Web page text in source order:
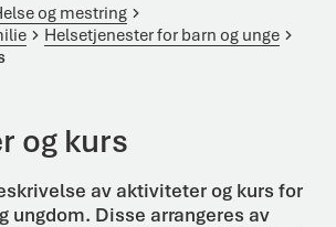
og mestring
Helsetjenester for barn og unge
og kurs
av aktiviteter og kurs for
ungdom. Disse arrangeres av